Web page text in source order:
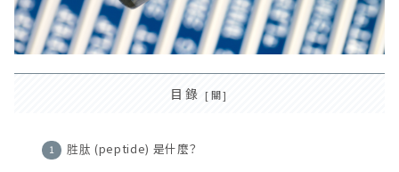
目錄
胜肽 (peptide) 是什麼？